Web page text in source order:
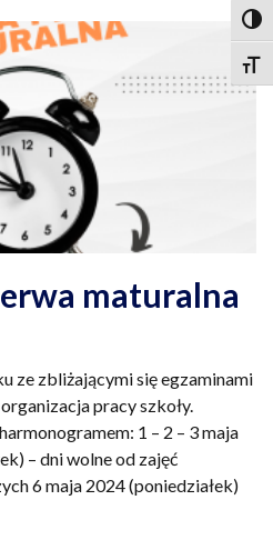
maturalna
ze zbliżającymi się egzaminami
pracy szkoły.
1 – 2 – 3 maja
– dni wolne od zajęć
6 maja 2024 (poniedziałek)